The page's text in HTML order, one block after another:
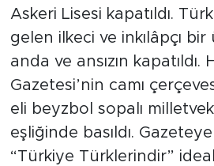
Askeri Lisesi kapatıldı.
gelen ilkeci ve inkılâpçı
anda ve ansızın kapatıldı.
Gazetesi’nin camı
eli beyzbol sopalı
eşliğinde basıldı.
“Türkiye Türklerindir”